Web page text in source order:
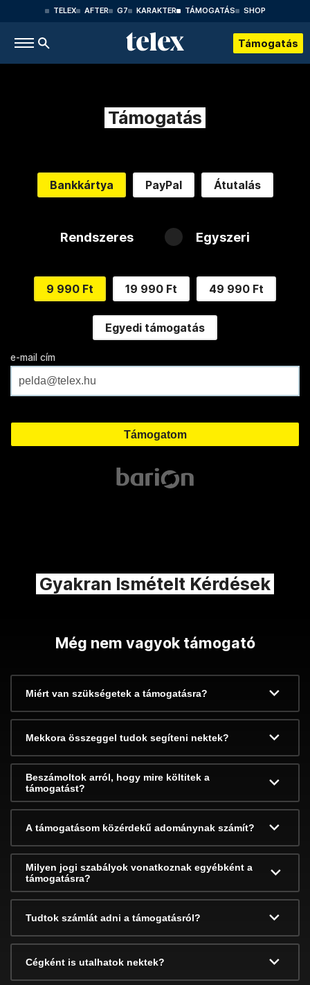
TELEX AFTER G7 KARAKTER TÁMOGATÁS SHOP
Támogatás
Támogatás
Bankkártya PayPal Átutalás
Rendszeres Egyszeri
9 990 Ft 19 990 Ft 49 990 Ft
Egyedi támogatás
e-mail cím
Gyakran Ismételt Kérdések
Még nem vagyok támogató
Miért van szükségetek a támogatásra?
Mekkora összeggel tudok segíteni nektek?
Beszámoltok arról, hogy mire költitek a
támogatást?
A támogatásom közérdekű adománynak számít?
Milyen jogi szabályok vonatkoznak egyébként a
támogatásra?
Tudtok számlát adni a támogatásról?
Cégként is utalhatok nektek?